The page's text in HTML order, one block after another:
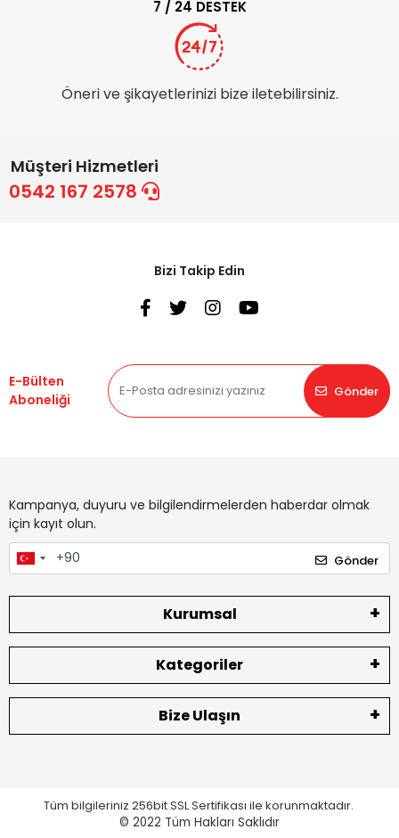
7 / 24 DESTEK
Öneri ve şikayetlerinizi bize iletebilirsiniz.
Müşteri Hizmetleri
0542 167 2578
Bizi Takip Edin
E-Bülten
Aboneliği
Gönder
Kampanya, duyuru ve bilgilendirmelerden haberdar olmak
için kayıt olun.
Gönder
Kurumsal
Kategoriler
Bize Ulaşın
Tüm bilgileriniz 256bit SSL Sertifikası ile korunmaktadır.
© 2022 Tüm Hakları Saklıdır